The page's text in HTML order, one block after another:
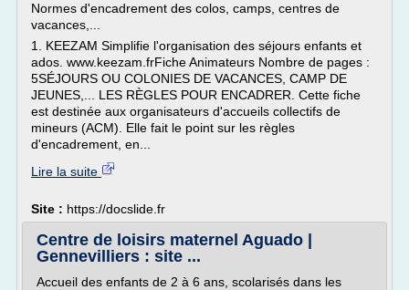
Normes d'encadrement des colos, camps, centres de
vacances,...
1. KEEZAM Simplifie l'organisation des séjours enfants et
ados. www.keezam.frFiche Animateurs Nombre de pages :
5SÉJOURS OU COLONIES DE VACANCES, CAMP DE
JEUNES,... LES RÈGLES POUR ENCADRER. Cette fiche
est destinée aux organisateurs d'accueils collectifs de
mineurs (ACM). Elle fait le point sur les règles
d'encadrement, en...
Lire la suite
Site : https://docslide.fr
Centre de loisirs maternel Aguado |
Gennevilliers : site ...
Accueil des enfants de 2 à 6 ans, scolarisés dans les